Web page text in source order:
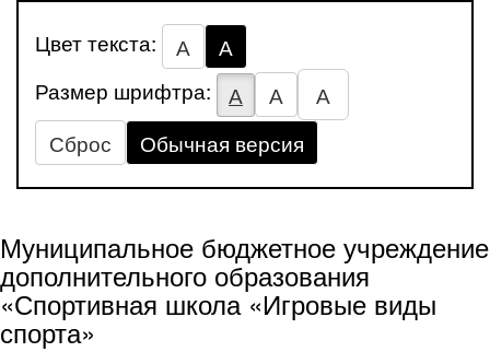
Цвет текста: А
А
Размер шрифтра:
А А
А
Сброс
Обычная версия
Муниципальное бюджетное учреждение
дополнительного образования
«Спортивная школа «Игровые виды
спорта»